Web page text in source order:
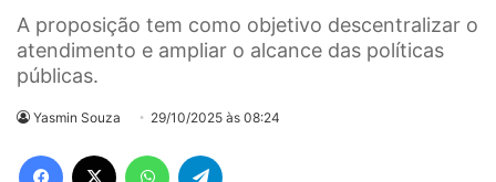
A proposição tem como objetivo descentralizar o
atendimento e ampliar o alcance das políticas
públicas.
Yasmin Souza 29/10/2025 às 08:24
Facebook WhatsApp